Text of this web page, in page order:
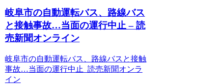
岐阜市の自動運転バス、路線バス
と接触事故…当面の運行中止 – 読
売新聞オンライン
岐阜市の自動運転バス、路線バスと接触
事故…当面の運行中止 読売新聞オンラ
イン